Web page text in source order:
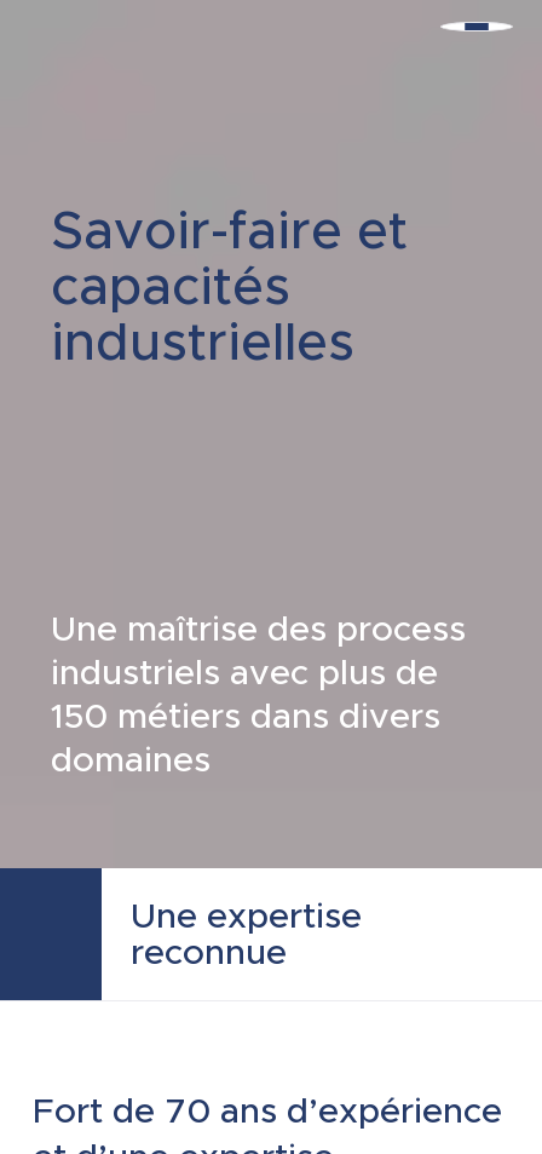
Savoir-faire et
capacités
industrielles
Une maîtrise des process
industriels avec plus de
150 métiers dans divers
domaines
Une expertise
reconnue
Fort de 70 ans d’expérience